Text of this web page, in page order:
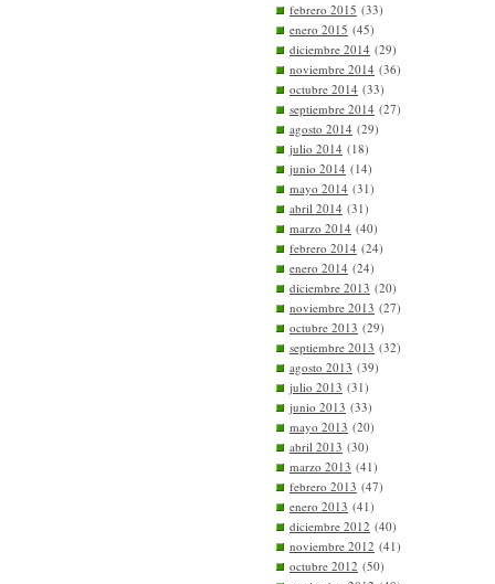
febrero 2015 (33)
enero 2015 (45)
diciembre 2014 (29)
noviembre 2014 (36)
octubre 2014 (33)
septiembre 2014 (27)
agosto 2014 (29)
julio 2014 (18)
junio 2014 (14)
mayo 2014 (31)
abril 2014 (31)
marzo 2014 (40)
febrero 2014 (24)
enero 2014 (24)
diciembre 2013 (20)
noviembre 2013 (27)
octubre 2013 (29)
septiembre 2013 (32)
agosto 2013 (39)
julio 2013 (31)
junio 2013 (33)
mayo 2013 (20)
abril 2013 (30)
marzo 2013 (41)
febrero 2013 (47)
enero 2013 (41)
diciembre 2012 (40)
noviembre 2012 (41)
octubre 2012 (50)